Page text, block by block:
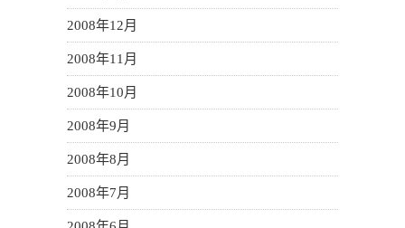
2008年12月
2008年11月
2008年10月
2008年9月
2008年8月
2008年7月